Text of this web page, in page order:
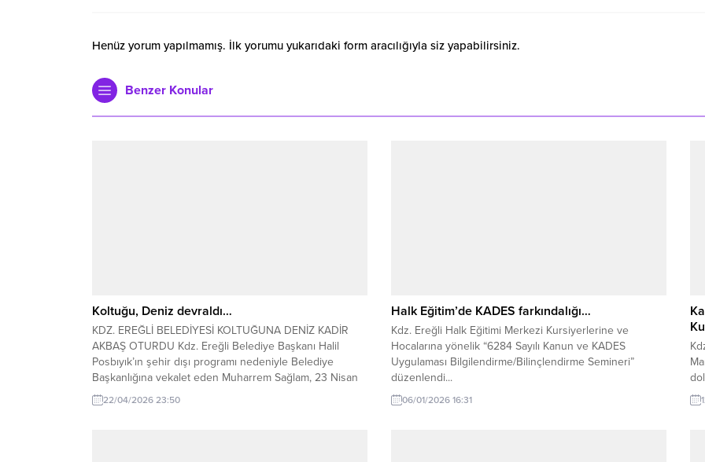
Henüz yorum yapılmamış. İlk yorumu yukarıdaki form aracılığıyla siz yapabilirsiniz.
Benzer Konular
Koltuğu, Deniz devraldı…
KDZ. EREĞLİ BELEDİYESİ KOLTUĞUNA DENİZ KADİR
AKBAŞ OTURDU Kdz. Ereğli Belediye Başkanı Halil
Posbıyık’ın şehir dışı programı nedeniyle Belediye
Başkanlığına vekalet eden Muharrem Sağlam, 23 Nisan
Ulusal Egemenlik ve Çocuk Bayramı nedeniyle
koltuğunu Nurdan ve Ahmet Orhan Oğuz İlkokulu 2.
22/04/2026 23:50
Halk Eğitim’de KADES farkındalığı…
Kdz. Ereğli Halk Eğitimi Merkezi Kursiyerlerine ve
Hocalarına yönelik “6284 Sayılı Kanun ve KADES
Uygulaması Bilgilendirme/Bilinçlendirme Semineri”
düzenlendi...
06/01/2026 16:31
şu